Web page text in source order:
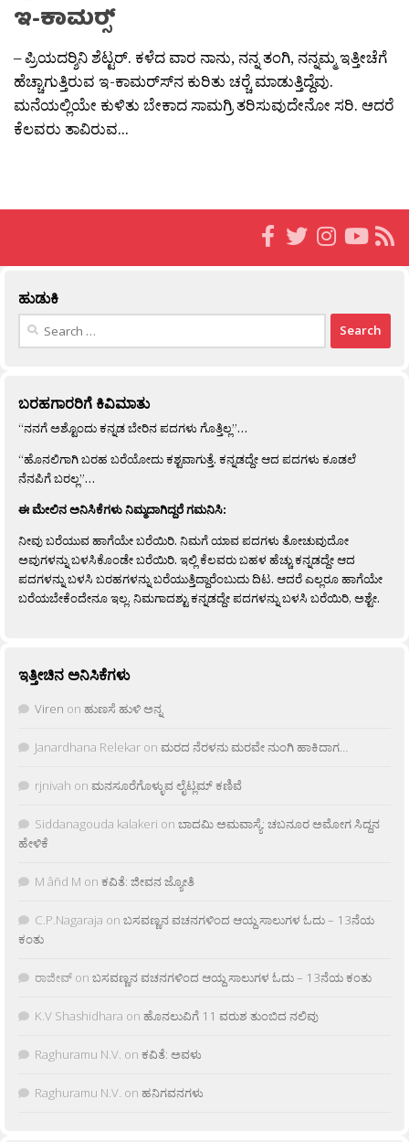
ಇ-ಕಾಮರ‍್ಸ್
– ಪ್ರಿಯದರ‍್ಶಿನಿ ಶೆಟ್ಟರ್. ಕಳೆದ ವಾರ ನಾನು, ನನ್ನ ತಂಗಿ, ನನ್ನಮ್ಮ ಇತ್ತೀಚೆಗೆ
ಹೆಚ್ಚಾಗುತ್ತಿರುವ ಇ-ಕಾಮರ‍್ಸ್‍ನ ಕುರಿತು ಚರ‍್ಚೆ ಮಾಡುತ್ತಿದ್ದೆವು.
ಮನೆಯಲ್ಲಿಯೇ ಕುಳಿತು ಬೇಕಾದ ಸಾಮಗ್ರಿ ತರಿಸುವುದೇನೋ ಸರಿ. ಆದರೆ
ಕೆಲವರು ತಾವಿರುವ...
ಹುಡುಕಿ
Search
ಬರಹಗಾರರಿಗೆ ಕಿವಿಮಾತು
“ನನಗೆ ಅಶ್ಟೊಂದು ಕನ್ನಡ ಬೇರಿನ ಪದಗಳು ಗೊತ್ತಿಲ್ಲ”…
“ಹೊನಲಿಗಾಗಿ ಬರಹ ಬರೆಯೋದು ಕಶ್ಟವಾಗುತ್ತೆ. ಕನ್ನಡದ್ದೇ ಆದ ಪದಗಳು ಕೂಡಲೆ
ನೆನಪಿಗೆ ಬರಲ್ಲ”…
ಈ ಮೇಲಿನ ಅನಿಸಿಕೆಗಳು ನಿಮ್ಮದಾಗಿದ್ದರೆ ಗಮನಿಸಿ:
ನೀವು ಬರೆಯುವ ಹಾಗೆಯೇ ಬರೆಯಿರಿ. ನಿಮಗೆ ಯಾವ ಪದಗಳು ತೋಚುವುದೋ
ಅವುಗಳನ್ನು ಬಳಸಿಕೊಂಡೇ ಬರೆಯಿರಿ. ಇಲ್ಲಿ ಕೆಲವರು ಬಹಳ ಹೆಚ್ಚು ಕನ್ನಡದ್ದೇ ಆದ
ಪದಗಳನ್ನು ಬಳಸಿ ಬರಹಗಳನ್ನು ಬರೆಯುತ್ತಿದ್ದಾರೆಂಬುದು ದಿಟ. ಆದರೆ ಎಲ್ಲರೂ ಹಾಗೆಯೇ
ಬರೆಯಬೇಕೆಂದೇನೂ ಇಲ್ಲ. ನಿಮಗಾದಶ್ಟು ಕನ್ನಡದ್ದೇ ಪದಗಳನ್ನು ಬಳಸಿ ಬರೆಯಿರಿ, ಅಶ್ಟೇ.
ಇತ್ತೀಚಿನ ಅನಿಸಿಕೆಗಳು
Viren on ಹುಣಸೆ ಹುಳಿ ಅನ್ನ
Janardhana Relekar on ಮರದ ನೆರಳನು ಮರವೇ ನುಂಗಿ ಹಾಕಿದಾಗ…
rjnivah on ಮನಸೂರೆಗೊಳ್ಳುವ ಲೈಟ್ಲಮ್ ಕಣಿವೆ
Siddanagouda kalakeri on ಬಾದಮಿ ಅಮವಾಸ್ಯೆ: ಚಬನೂರ ಅಮೋಗ ಸಿದ್ದನ
ಹೇಳಿಕೆ
M âñd M on ಕವಿತೆ: ಜೀವನ ಜ್ಯೋತಿ
C.P.Nagaraja on ಬಸವಣ್ಣನ ವಚನಗಳಿಂದ ಆಯ್ದ ಸಾಲುಗಳ ಓದು – 13ನೆಯ
ಕಂತು
ರಾಜೀವ್ on ಬಸವಣ್ಣನ ವಚನಗಳಿಂದ ಆಯ್ದ ಸಾಲುಗಳ ಓದು – 13ನೆಯ ಕಂತು
K.V Shashidhara on ಹೊನಲುವಿಗೆ 11 ವರುಶ ತುಂಬಿದ ನಲಿವು
Raghuramu N.V. on ಕವಿತೆ: ಅವಳು
Raghuramu N.V. on ಹನಿಗವನಗಳು